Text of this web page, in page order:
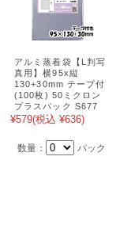
アルミ蒸着袋【L判写
真用】横95x縦
130+30mm テープ付
(100枚) 50ミクロン
プラスパック S677
¥579(税込 ¥636)
数量： パック